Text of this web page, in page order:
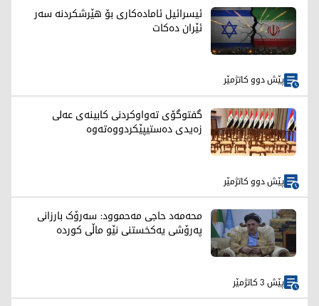
ئیسرائیل ئامادەکاری بۆ هێرشکردنە سەر
ئێران دەکات
پێش دوو کاتژمێر
گفتوگۆی تەواوكردنی كابینەی عەلی
زەیدی دەستیپێكردووەتەوە
پێش دوو کاتژمێر
محەمەد حاجی مەحموود: سەرۆک بارزانی
پەرۆشی یەکخستنی نێو ماڵی کوردە
پێش 3 کاتژمێر